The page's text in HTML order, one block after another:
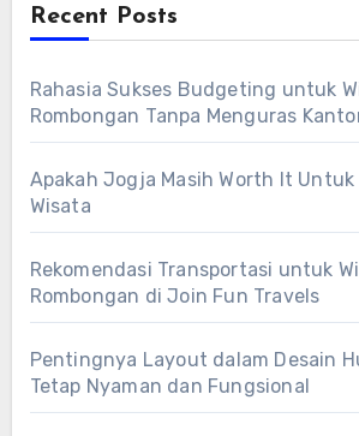
Recent Posts
Rahasia Sukses Budgeting untuk
Rombongan Tanpa Menguras
Apakah Jogja Masih Worth It
Wisata
Rekomendasi Transportasi untuk
Rombongan di Join Fun Travels
Pentingnya Layout dalam Desain
Tetap Nyaman dan Fungsional